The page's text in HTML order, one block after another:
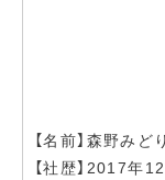
【名前】森野みどり
【社歴】2017年